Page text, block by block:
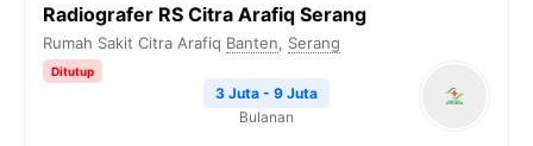
Radiografer RS Citra Arafiq Serang
Rumah Sakit Citra Arafiq Banten, Serang
Ditutup
3 Juta - 9 Juta
Bulanan